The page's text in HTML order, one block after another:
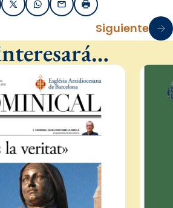
X / TwitterWhatsApp
EmailImprimir
Siguiente